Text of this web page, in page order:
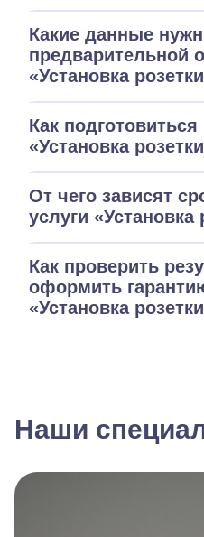
Какие данные
предварительной
«Установка
Как подготовиться
«Установка
От чего зависят
услуги «Установка
Как проверить
оформить
«Установка
Наши